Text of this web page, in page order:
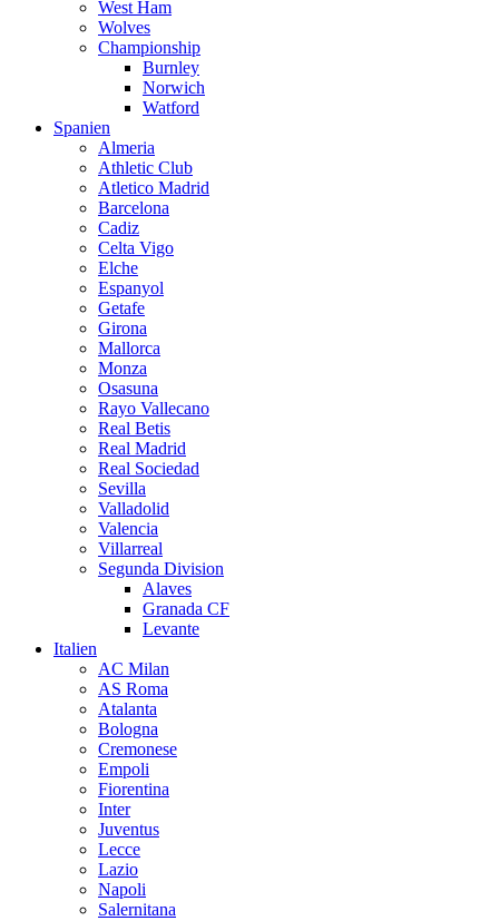
West Ham
Wolves
Championship
Burnley
Norwich
Watford
Spanien
Almeria
Athletic Club
Atletico Madrid
Barcelona
Cadiz
Celta Vigo
Elche
Espanyol
Getafe
Girona
Mallorca
Monza
Osasuna
Rayo Vallecano
Real Betis
Real Madrid
Real Sociedad
Sevilla
Valladolid
Valencia
Villarreal
Segunda Division
Alaves
Granada CF
Levante
Italien
AC Milan
AS Roma
Atalanta
Bologna
Cremonese
Empoli
Fiorentina
Inter
Juventus
Lecce
Lazio
Napoli
Salernitana